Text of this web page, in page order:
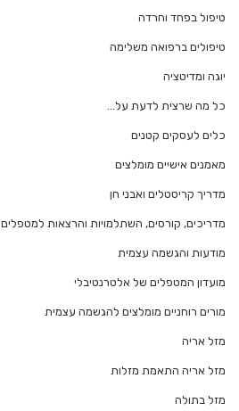
טיפול בפחד וחרדה
טיפולים ברפואה משלימה
יוגה ומדיטציה
כל מה שרצית לדעת על…
כלים לעסקים קטנים
מאמנים אישיים מומלצים
מדריך קריסטלים ואבני חן
מדריכים, קורסים, השתלמויות והרצאות למטפלים
מודעות והגשמה עצמית
מועדון המטפלים של אלטרנטיבלי
מורים רוחניים מומלצים להגשמה עצמית
מזל אריה
מזל אריה התאמת מזלות
מזל בתולה